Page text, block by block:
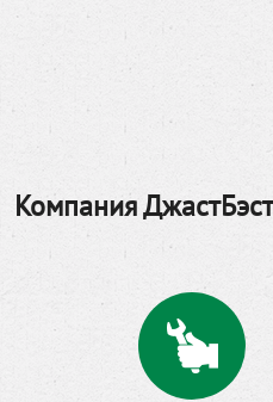
Компания